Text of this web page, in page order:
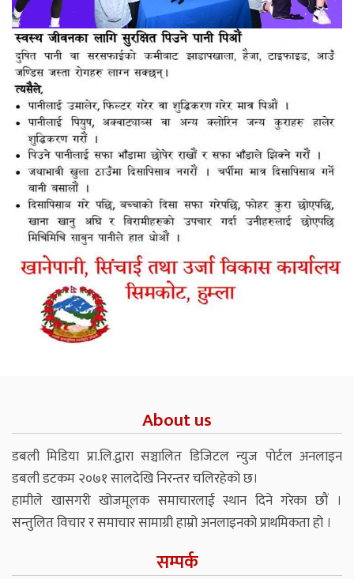
About us
डबली मिडिया प्रा.लि.द्वारा सञ्चालित डिजिटल न्युज पोर्टल अनलाइन
डबली डटकम २०७१ सालदेखि निरन्तर चलिरहेको छ।
हामीले खासगरी खोजमूलक समाचारलाई स्थान दिने गरेका छौं ।
सन्तुलित विचार र समाचार सामाग्री हाम्रो अनलाइनको प्राथमिकता हो ।
सम्पर्क